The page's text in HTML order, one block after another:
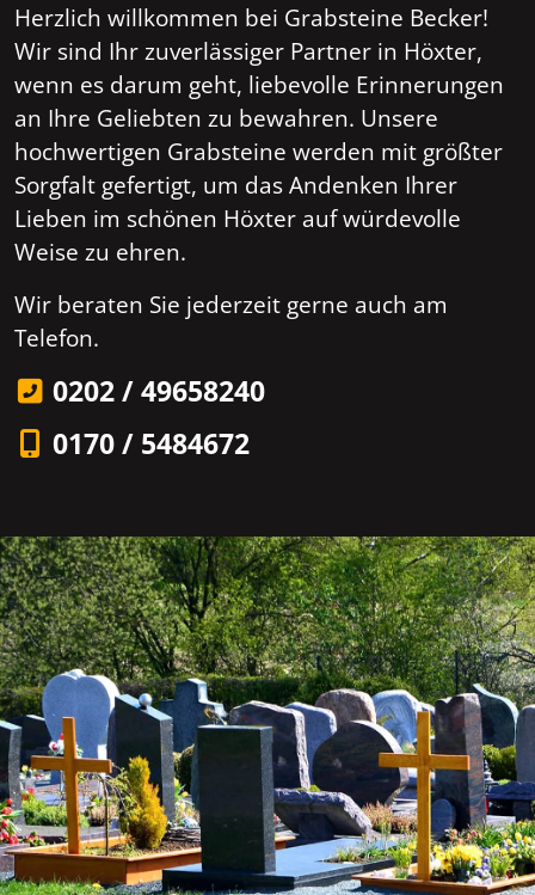
Herzlich willkommen bei Grabsteine Becker!
Wir sind Ihr zuverlässiger Partner in Höxter,
wenn es darum geht, liebevolle Erinnerungen
an Ihre Geliebten zu bewahren. Unsere
hochwertigen Grabsteine werden mit größter
Sorgfalt gefertigt, um das Andenken Ihrer
Lieben im schönen Höxter auf würdevolle
Weise zu ehren.
Wir beraten Sie jederzeit gerne auch am
Telefon.
0202 / 49658240
0170 / 5484672